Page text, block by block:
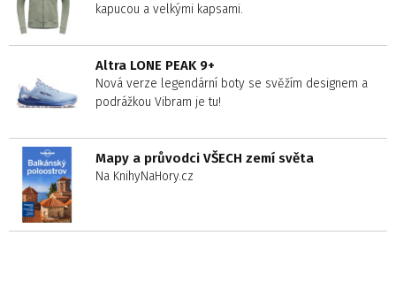
kapucou a velkými kapsami.
Altra LONE PEAK 9+
Nová verze legendární boty se svěžím designem a
podrážkou Vibram je tu!
Mapy a průvodci VŠECH zemí světa
Na KnihyNaHory.cz